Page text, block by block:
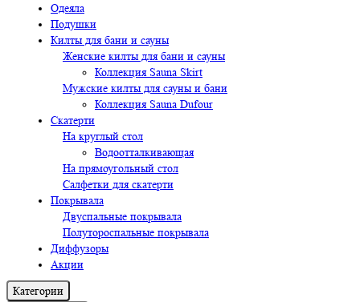
Одеяла
Подушки
Килты для бани и сауны
Женские килты для бани и сауны
Коллекция Sauna Skirt
Мужские килты для сауны и бани
Коллекция Sauna Dufour
Скатерти
На круглый стол
Водоотталкивающая
На прямоугольный стол
Салфетки для скатерти
Покрывала
Двуспальные покрывала
Полутороспальные покрывала
Диффузоры
Акции
Категории